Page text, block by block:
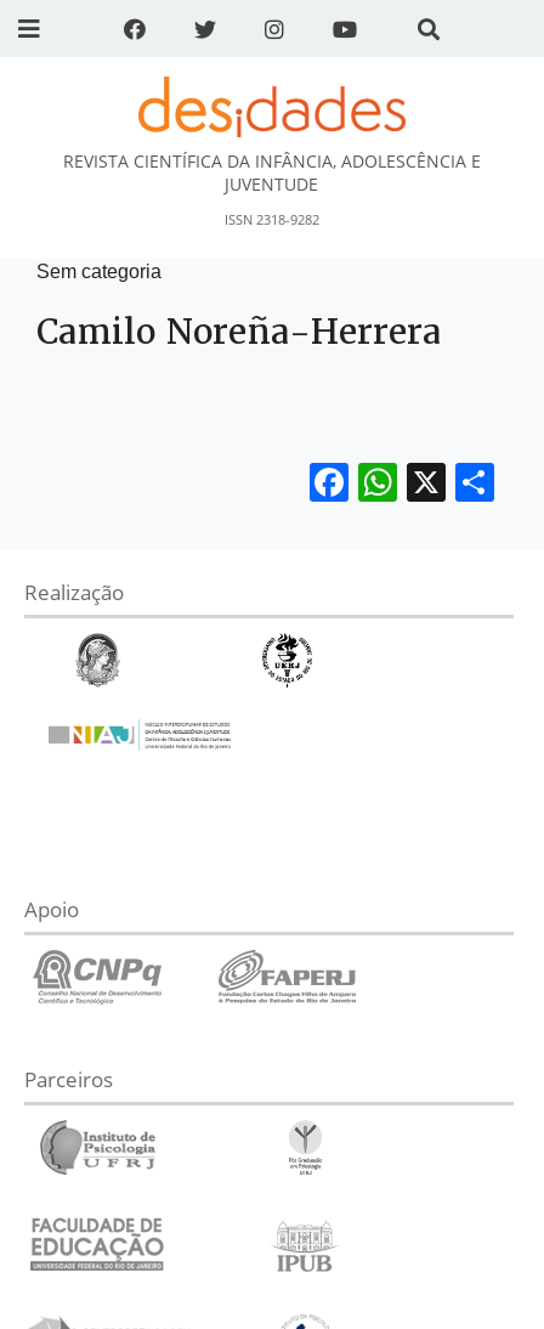
DESidades
REVISTA CIENTÍFICA DA INFÂNCIA, ADOLESCÊNCIA E
JUVENTUDE
ISSN 2318-9282
Sem categoria
Camilo Noreña-Herrera
Facebook
X
Realização
Apoio
Parceiros